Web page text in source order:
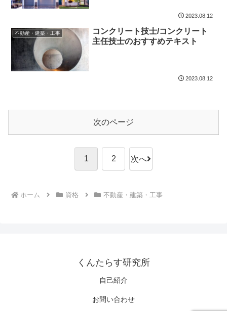
2023.08.12
不動産・建築・工事
コンクリート技士/コンクリート
主任技士のおすすめテキスト
2023.08.12
次のページ
1 2 次へ
ホーム 資格 不動産・建築・工事
くんたらす研究所
自己紹介
お問い合わせ